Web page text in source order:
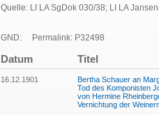
Quelle: LI LA SgDok 030/38; LI LA
GND: Permalink: P32498
Datum Titel
16.12.1901
Bertha Schauer an
Tod des Komponisten
von Hermine
Vernichtung der